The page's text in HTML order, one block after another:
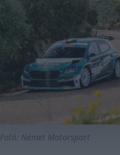
Fotó: Német Motorsport